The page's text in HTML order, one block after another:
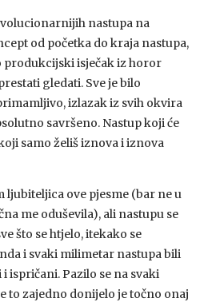
nastupa na
od početka do kraja nastupa,
produkcijski isječak iz horor
gledati. Sve je bilo
izlazak iz svih okvira
savršeno. Nastup koji će
samo želiš iznova i iznova
ljubiteljica ove pjesme (bar ne u
me oduševila), ali nastupu se
što se htjelo, itekako se
i svaki milimetar nastupa bili
ispričani. Pazilo se na svaki
to zajedno donijelo je točno onaj